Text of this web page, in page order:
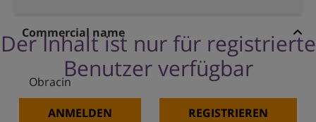
Der Inhalt ist nur für registrierte
Benutzer verfügbar
ANMELDEN REGISTRIEREN
Commercial name
Obracin